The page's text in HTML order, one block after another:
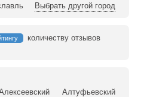
Выбрать другой город
количеству отзывов
Алтуфьевский